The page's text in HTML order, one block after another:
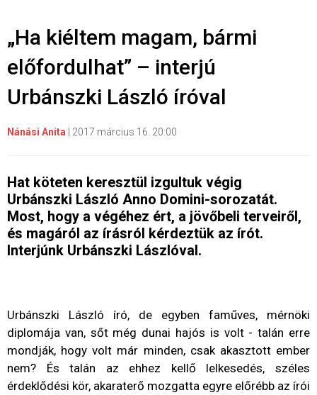
„Ha kiéltem magam, bármi
előfordulhat” – interjú
Urbánszki László íróval
Nánási Anita 2017 március 16. 20:00
Hat köteten keresztül izgultuk végig
Urbánszki László Anno Domini-sorozatát.
Most, hogy a végéhez ért, a jövőbeli terveiről,
és magáról az írásról kérdeztük az írót.
Interjúnk Urbánszki Lászlóval.
Urbánszki László író, de egyben faműves, mérnöki
diplomája van, sőt még dunai hajós is volt - talán erre
mondják, hogy volt már minden, csak akasztott ember
nem? És talán az ehhez kellő lelkesedés, széles
érdeklődési kör, akaraterő mozgatta egyre előrébb az írói